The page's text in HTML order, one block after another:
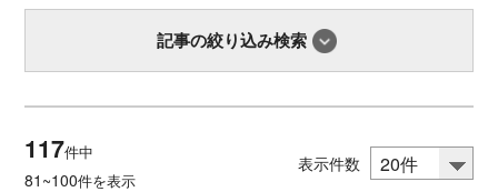
記事の絞り込み検索
117件中
81~100件を表示
表示件数